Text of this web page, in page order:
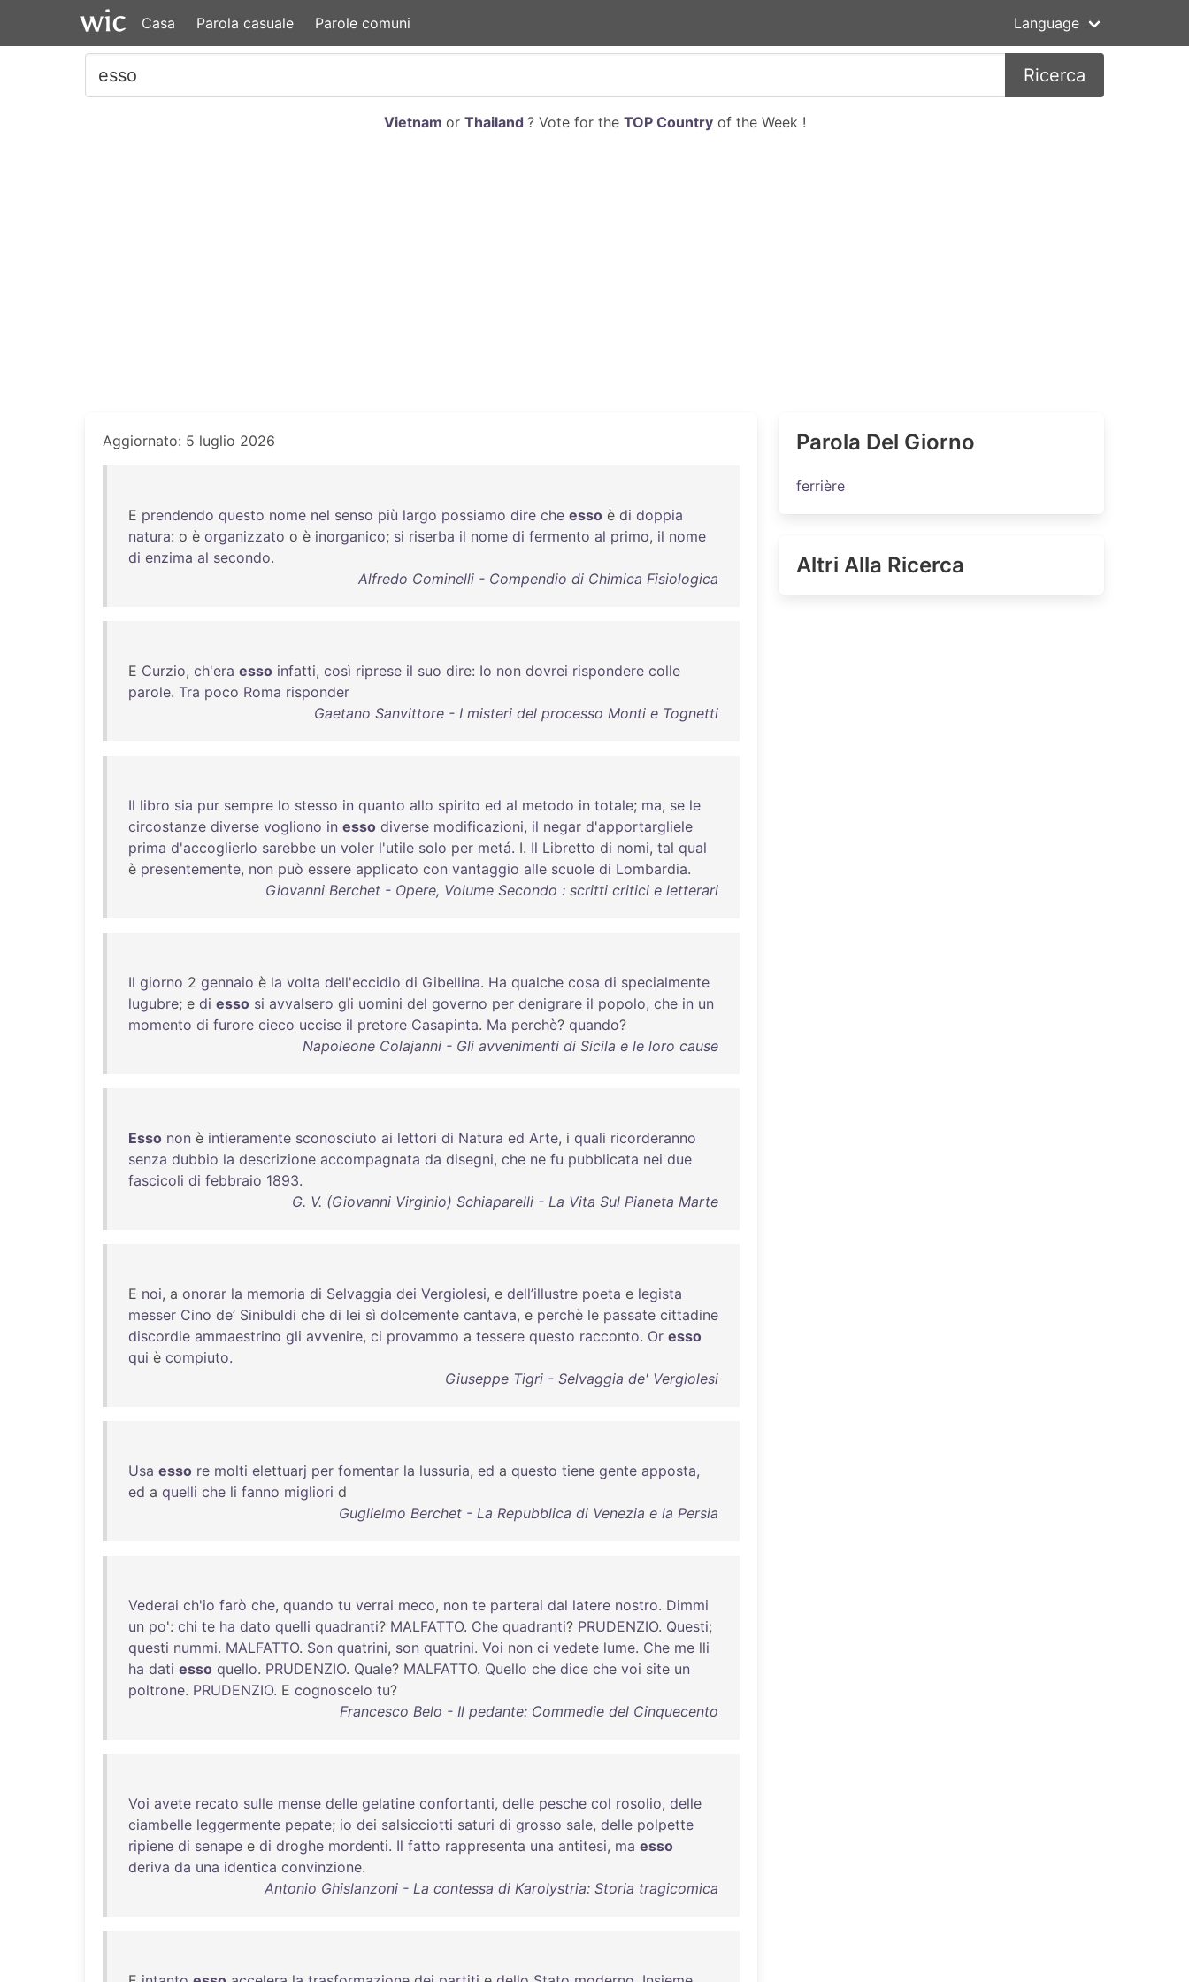
Casa Parola casuale Parole comuni Language
Ricerca
Vietnam or Thailand ? Vote for the TOP Countryof the Week !
Aggiornato: 5 luglio 2026
E prendendo questo nome nel senso più largo possiamo dire che esso è di doppia
natura: o è organizzato o è inorganico; si riserba il nome di fermento al primo, il nome
di enzima al secondo.
Alfredo Cominelli - Compendio di Chimica Fisiologica
E Curzio, ch'era esso infatti, così riprese il suo dire: Io non dovrei rispondere colle
parole. Tra poco Roma risponder
Gaetano Sanvittore - I misteri del processo Monti e Tognetti
Il libro sia pur sempre lo stesso in quanto allo spirito ed al metodo in totale; ma, se le
circostanze diverse vogliono in esso diverse modificazioni, il negar d'apportargliele
prima d'accoglierlo sarebbe un voler l'utile solo per metá. I. Il Libretto di nomi, tal qual
è presentemente, non può essere applicato con vantaggio alle scuole di Lombardia.
Giovanni Berchet - Opere, Volume Secondo : scritti critici e letterari
Il giorno 2 gennaio è la volta dell'eccidio di Gibellina. Ha qualche cosa di specialmente
lugubre; e di esso si avvalsero gli uomini del governo per denigrare il popolo, che in un
momento di furore cieco uccise il pretore Casapinta. Ma perchè? quando?
Napoleone Colajanni - Gli avvenimenti di Sicila e le loro cause
Esso non è intieramente sconosciuto ai lettori di Natura ed Arte, i quali ricorderanno
senza dubbio la descrizione accompagnata da disegni, che ne fu pubblicata nei due
fascicoli di febbraio 1893.
G. V. (Giovanni Virginio) Schiaparelli - La Vita Sul Pianeta Marte
E noi, a onorar la memoria di Selvaggia dei Vergiolesi, e dell’illustre poeta e legista
messer Cino de’ Sinibuldi che di lei sì dolcemente cantava, e perchè le passate cittadine
discordie ammaestrino gli avvenire, ci provammo a tessere questo racconto. Or esso
qui è compiuto.
Giuseppe Tigri - Selvaggia de' Vergiolesi
Usa esso re molti elettuarj per fomentar la lussuria, ed a questo tiene gente apposta,
ed a quelli che li fanno migliori d
Guglielmo Berchet - La Repubblica di Venezia e la Persia
Vederai ch'io farò che, quando tu verrai meco, non te parterai dal latere nostro. Dimmi
un po': chi te ha dato quelli quadranti? MALFATTO. Che quadranti? PRUDENZIO. Questi;
questi nummi. MALFATTO. Son quatrini, son quatrini. Voi non ci vedete lume. Che me lli
ha dati esso quello. PRUDENZIO. Quale? MALFATTO. Quello che dice che voi site un
poltrone. PRUDENZIO. E cognoscelo tu?
Francesco Belo - Il pedante: Commedie del Cinquecento
Voi avete recato sulle mense delle gelatine confortanti, delle pesche col rosolio, delle
ciambelle leggermente pepate; io dei salsicciotti saturi di grosso sale, delle polpette
ripiene di senape e di droghe mordenti. Il fatto rappresenta una antitesi, ma esso
deriva da una identica convinzione.
Antonio Ghislanzoni - La contessa di Karolystria: Storia tragicomica
Parola Del Giorno
ferrière
Altri Alla Ricerca